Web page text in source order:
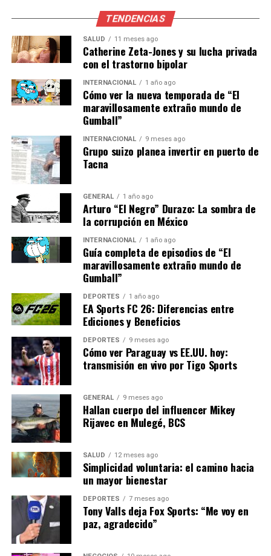
Sin embargo, el Gobierno ha expresado su desacuerdo
con la propuesta. La ministra de Ciencia, Diana Morant,
criticó la idea, afirmando que
“El señor Abascal y la
ciencia son un oxímoron, la
antítesis”.
El ministro de Agricultura, Luis Planas, también se
mostró escéptico, señalando que reducir todo a la
construcción de presas es un retroceso:
“De Vox se puede esperar
todo. Todo aquello que
remite al concepto de la
España que nunca ha
existido y, sobre todo, de la
España que no queremos
que nunca vuelva”.
Opiniones de expertos y
desafíos legales
Los expertos también han manifestado su preocupación.
los riesgos de las presas:
“Una presa es una bomba
de relojería y estuvimos a
punto de vivirlo en Valencia
TENDENCIAS
SALUD 11 meses ago
Catherine Zeta-Jones y su lucha privada
con el trastorno bipolar
INTERNACIONAL 1 año ago
Cómo ver la nueva temporada de “El
maravillosamente extraño mundo de
Gumball”
INTERNACIONAL 9 meses ago
Grupo suizo planea invertir en puerto de
Tacna
GENERAL 1 año ago
Arturo “El Negro” Durazo: La sombra de
la corrupción en México
INTERNACIONAL 1 año ago
Guía completa de episodios de “El
maravillosamente extraño mundo de
Gumball”
DEPORTES 1 año ago
EA Sports FC 26: Diferencias entre
Ediciones y Beneficios
DEPORTES 9 meses ago
Cómo ver Paraguay vs EE.UU. hoy:
transmisión en vivo por Tigo Sports
GENERAL 9 meses ago
Hallan cuerpo del influencer Mikey
Rijavec en Mulegé, BCS
SALUD 12 meses ago
Simplicidad voluntaria: el camino hacia
un mayor bienestar
DEPORTES 7 meses ago
Tony Valls deja Fox Sports: “Me voy en
paz, agradecido”